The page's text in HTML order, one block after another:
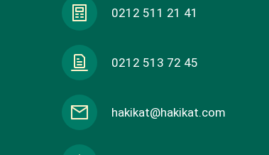
0212 511 21 41
0212 513 72 45
hakikat@hakikat.com